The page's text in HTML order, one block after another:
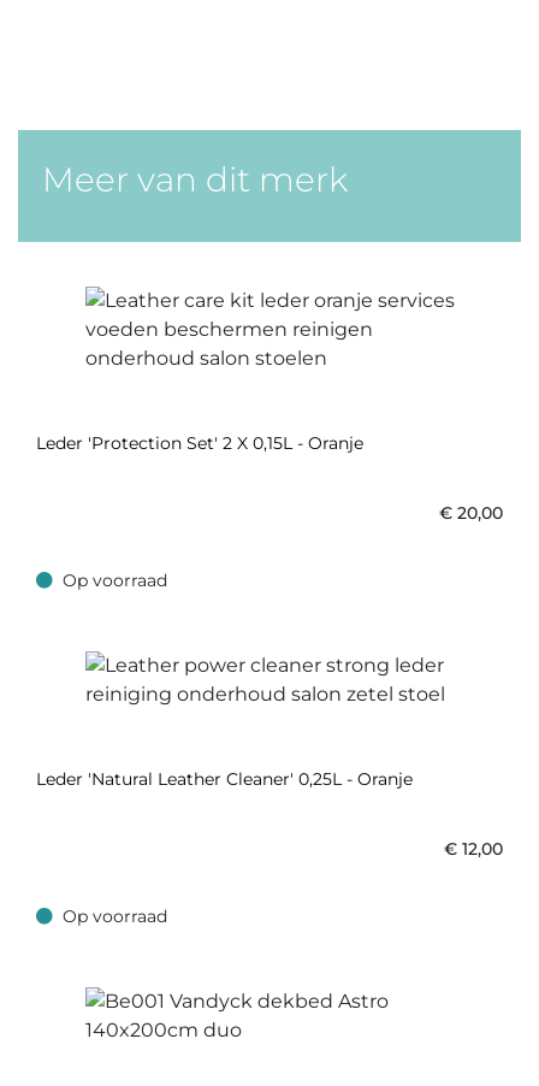
Meer van dit merk
Leder 'Protection Set' 2 X 0,15L - Oranje
€ 20,00
Op voorraad
Op voorraad
Leder 'Natural Leather Cleaner' 0,25L - Oranje
€ 12,00
Op voorraad
Op voorraad